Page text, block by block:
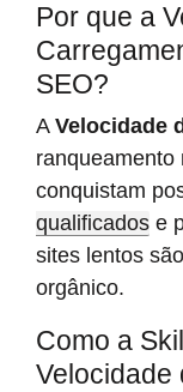
Por que a
SEO?
A Velocidade
ranqueamento
conquistam
qualificados e
sites lentos
orgânico.
Como a
Velocidade